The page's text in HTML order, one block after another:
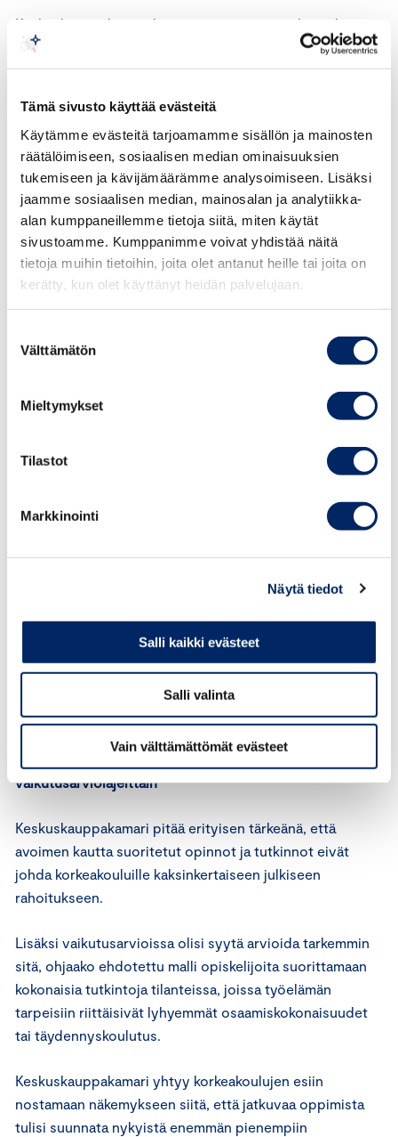
Tämä sivusto käyttää evästeitä
Käytämme evästeitä tarjoamamme sisällön ja mainosten
räätälöimiseen, sosiaalisen median ominaisuuksien
tukemiseen ja kävijämäärämme analysoimiseen. Lisäksi
jaamme sosiaalisen median, mainosalan ja analytiikka-
alan kumppaneillemme tietoja siitä, miten käytät
sivustoamme. Kumppanimme voivat yhdistää näitä
tietoja muihin tietoihin, joita olet antanut heille tai joita on
kerätty, kun olet käyttänyt heidän palvelujaan.
valinta
Välttämätön
Mieltymykset
Tilastot
Markkinointi
Näytä tiedot
Salli kaikki evästeet
Salli valinta
Vain välttämättömät evästeet
Keskuskauppakamari kannattaa esitystä, jonka mukaan
avoimena korkeakouluopetuksena tutkinnon suorittanut
tai sellaiseen tutkintokoulutukseen osallistunut opiskelija
myöhemmin maksuttomaan tutkintokoulutukseen.
Näkemyksemme opintotukilakia koskevasta
ehdotuksesta (3. lakiehdotus)
Keskuskauppakamari pitää perusteltuna, ettei avoimena
korkeakouluopetuksena järjestettävä tutkintokoulutus
oikeuta opintotukeen.
kohderyhmänä tulisi olla työelämässä jo olevat,
osaamistaan täydentävät tai alaa vaihtavat aikuiset.
Mallin tarkoituksena ei tule olla uuden täysipäiväisen
opiskeluväylän rakentaminen rinnakkain maksuttoman
opiskeluterveydenhuollosta annettua lakia koskevasta
avoimena korkeakouluopetuksena tutkintoa suorittavia
rinnasteta tutkinto-opiskelijoihin
opiskeluterveydenhuollon näkökulmasta. Ratkaisu vastaa
esityksen lähtökohtaa siitä, että avoimen korkeakoulun
tutkintopolku on ensisijaisesti jatkuvan oppimisen väylä
työikäisille aikuisille.
vaikutusarviolajeittain
Keskuskauppakamari pitää erityisen tärkeänä, että
avoimen kautta suoritetut opinnot ja tutkinnot eivät
johda korkeakouluille kaksinkertaiseen julkiseen
rahoitukseen.
Lisäksi vaikutusarvioissa olisi syytä arvioida tarkemmin
sitä, ohjaako ehdotettu malli opiskelijoita suorittamaan
kokonaisia tutkintoja tilanteissa, joissa työelämän
tarpeisiin riittäisivät lyhyemmät osaamiskokonaisuudet
tai täydennyskoulutus.
Keskuskauppakamari yhtyy korkeakoulujen esiin
nostamaan näkemykseen siitä, että jatkuvaa oppimista
tulisi suunnata nykyistä enemmän pienempiin